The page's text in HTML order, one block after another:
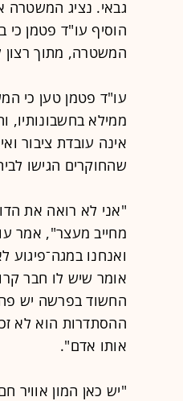
גבאי. נציג המשטרה
הוסיף עו"ד פטמן
המשטרה, מתוך
עו"ד פטמן טען כי
ממילא בחשבונותיו,
אינה עובדת ציבור
שהחוקרים הגישו
"אני לא רואה את
מחייב מעצר", אמר
ואנחנו במגה־פיגוע
אומר שיש לו חבר
החשוד בפרשה יש פה
ההסתדרות הוא לא
אותו אדם".
"יש כאן המון אוויר